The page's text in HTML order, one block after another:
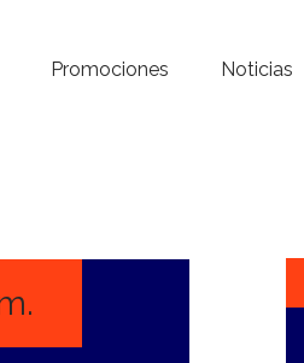
Promociones Noticias